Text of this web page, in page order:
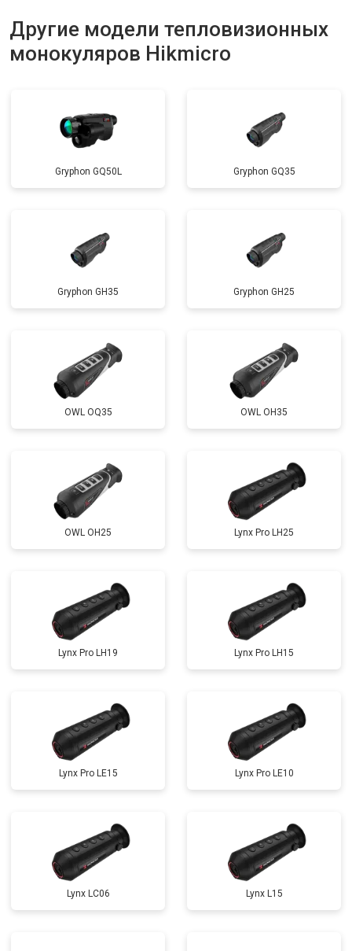
Другие модели тепловизионных
монокуляров Hikmicro
Gryphon GQ50L Gryphon GQ35
Gryphon GH35 Gryphon GH25
OWL OQ35 OWL OH35
OWL OH25 Lynx Pro LH25
Lynx Pro LH19 Lynx Pro LH15
Lynx Pro LE15 Lynx Pro LE10
Lynx LC06 Lynx L15